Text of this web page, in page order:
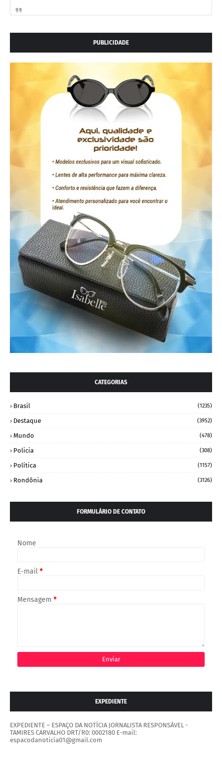
PUBLICIDADE
CATEGORIAS
Brasil (1235)
Destaque (3952)
Mundo (478)
Policia (308)
Política (1157)
Rondônia (3126)
FORMULÁRIO DE CONTATO
Nome
E-mail *
Mensagem *
EXPEDIENTE
EXPEDIENTE – ESPAÇO DA NOTÍCIA JORNALISTA RESPONSÁVEL -
TAMIRES CARVALHO DRT/R0: 0002180 E-mail:
espacodanoticia01@gmail.com